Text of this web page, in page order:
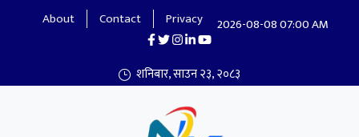
About Contact Privacy 2026-08-08 07:00 AM
शनिबार, साउन २३, २०८३